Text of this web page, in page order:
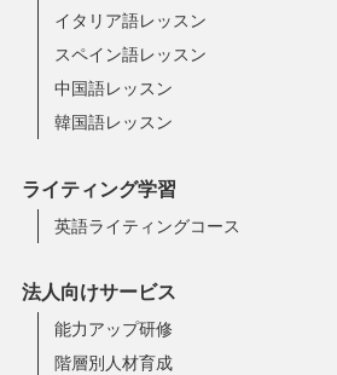
イタリア語レッスン
スペイン語レッスン
中国語レッスン
韓国語レッスン
ライティング学習
英語ライティングコース
法人向けサービス
能力アップ研修
階層別人材育成